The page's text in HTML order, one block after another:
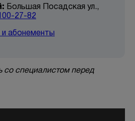
Большая Посадская ул.,
27-82
абонементы
со специалистом перед